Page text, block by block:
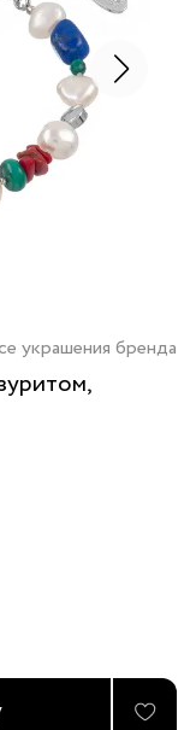
украшения бренда